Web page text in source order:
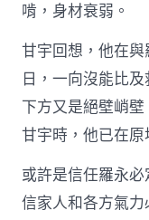
啃，身材衰弱。
甘宇回想，他在
日，一向沒能比
下方又是絕壁峭
甘宇時，他已在
或許是信任羅永
信家人和各方氣